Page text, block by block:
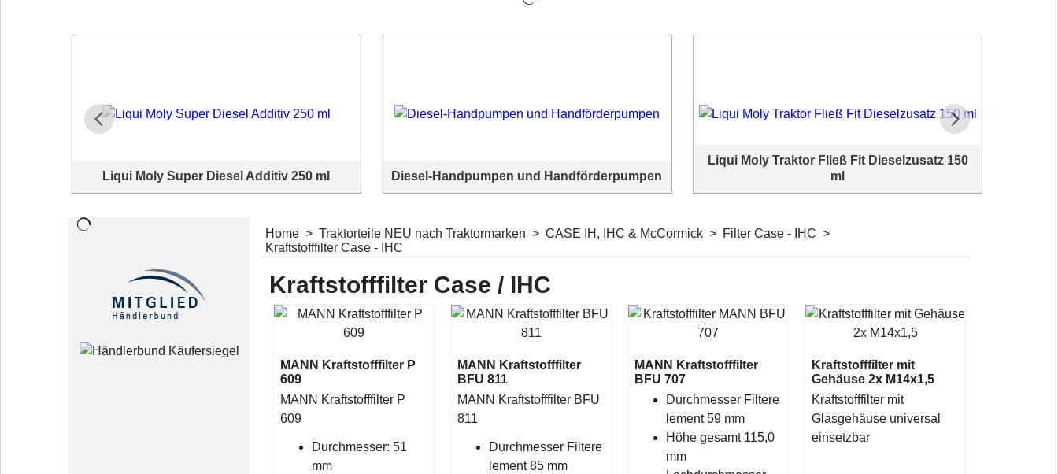
Liqui Moly Super Diesel Additiv 250 ml
•erhöht Schmierwirkung
•für schwefelarme Dieselkraftstoffe
•gewährleistet geringeren Kraftstoffverbrauch
•guter Korrosionsschutz
•hält das Kraftstoffsystem sauber
•hoher Verschleißschutz
•Kat-getestet
Düsennadeln
•verhindert die Bildung von Ablagerungen
Diesel-Handpumpen und Handförderpumpen
Liqui Moly Traktor Fließ Fit Dieselzusatz 150
ml
1. einfache Anwendung
Winterdieselqualitäten nach DIN EN 590) und Heizöl
5. sichert den Winterbetrieb
Home > Traktorteile NEU nach Traktormarken > CASE IH, IHC & McCormick > Filter Case - IHC >
Kraftstofffilter Case - IHC
Kraftstofffilter Case / IHC
MANN Kraftstofffilter P
609
MANN Kraftstofffilter P
609
Durchmesser: 51
mm
MANN Kraftstofffilter
BFU 811
MANN Kraftstofffilter BFU
811
Durchmesser Filtere
lement 85 mm
MANN Kraftstofffilter
BFU 707
Durchmesser Filtere
lement 59 mm
Höhe gesamt 115,0
mm
Kraftstofffilter mit
Gehäuse 2x M14x1,5
Kraftstofffilter mit
Glasgehäuse universal
einsetzbar